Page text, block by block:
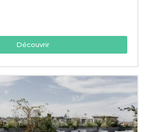
Découvrir